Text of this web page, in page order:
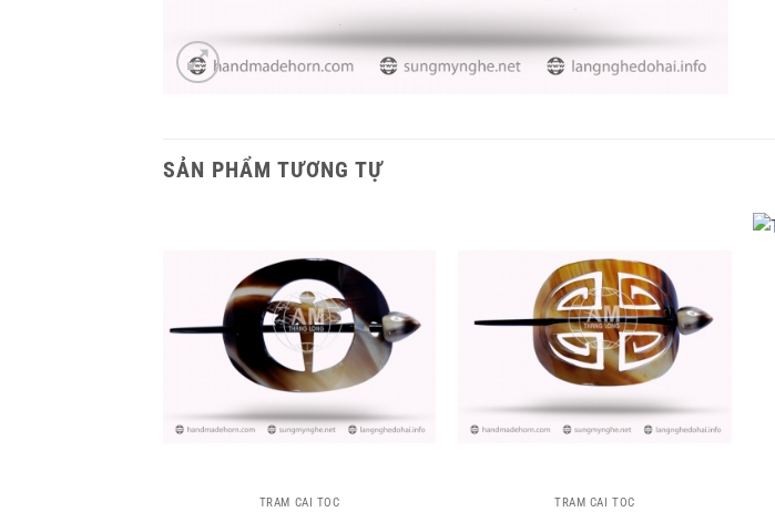
SẢN PHẨM TƯƠNG TỰ
TRÂM CÀI TÓC TRÂM CÀI TÓC